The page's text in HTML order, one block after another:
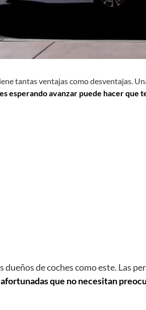
tantas ventajas como desventajas.
esperando avanzar puede hacer que
de coches como este. Las
que no necesitan